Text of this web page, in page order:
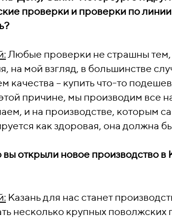
проверки и проверки по
Любые проверки не страшны тем,
на мой взгляд, в большинстве
качества – купить что-то
причине, мы производим все
и на производстве, которым
как здоровая, она должна
открыли новое производство
Казань для нас станет
несколько крупных